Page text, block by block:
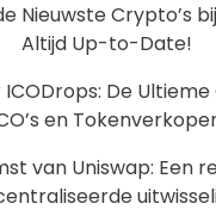
Nieuwste Crypto’s
Altijd Up-to-Date!
De
en
van Uniswap: Een